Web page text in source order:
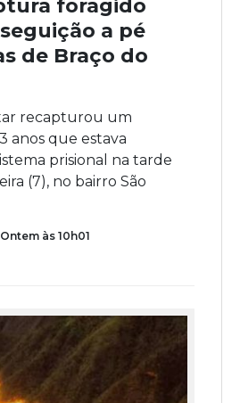
foragido
a pé
de Braço do
recapturou um
anos que estava
prisional na tarde
(7), no bairro São
Ontem às 10h01